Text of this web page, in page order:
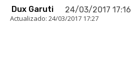
Dux Garuti 24/03/2017 17:16
Actualizado: 24/03/2017 17:27